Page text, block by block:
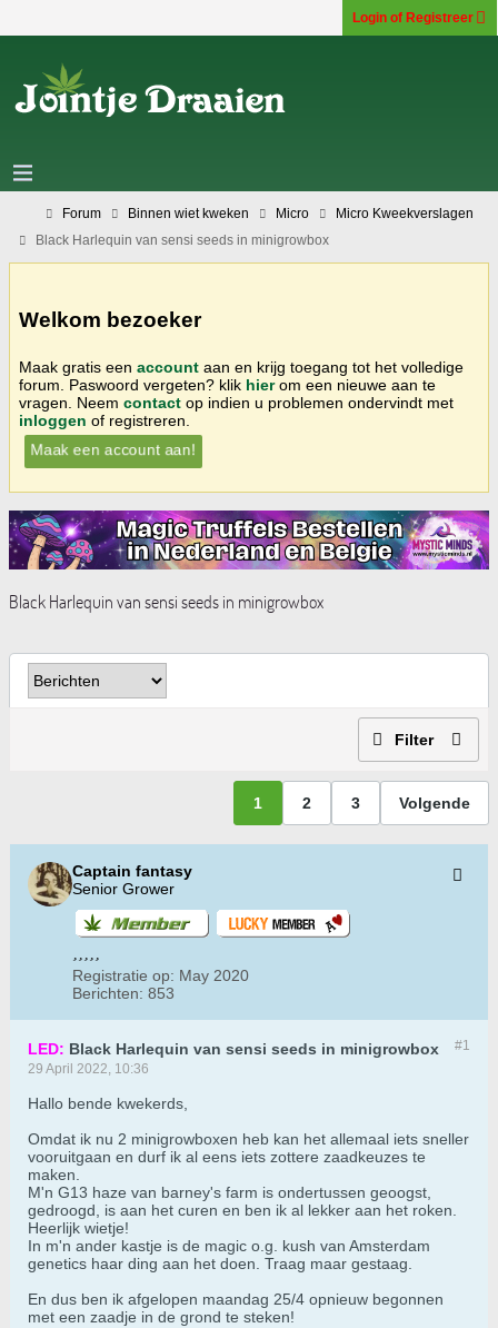
Login of Registreer
Forum Binnen wiet kweken Micro
Micro Kweekverslagen
Black Harlequin van sensi seeds in minigrowbox
Welkom bezoeker
Maak gratis een account aan en krijg toegang tot het volledige
forum. Paswoord vergeten? klik hierom een nieuwe aan te
vragen. Neem contact op indien u problemen ondervindt met
inloggen of registreren.
Maak een account aan!
Black Harlequin van sensi seeds in minigrowbox
Filter
1 2 3 Volgende
Captain fantasy
Senior Grower
Registratie op: May 2020
Berichten: 853
#1
LED: Black Harlequin van sensi seeds in minigrowbox
29 April 2022, 10:36
Hallo bende kwekerds,
Omdat ik nu 2 minigrowboxen heb kan het allemaal iets sneller
vooruitgaan en durf ik al eens iets zottere zaadkeuzes te
maken.
M'n G13 haze van barney's farm is ondertussen geoogst,
gedroogd, is aan het curen en ben ik al lekker aan het roken.
Heerlijk wietje!
In m'n ander kastje is de magic o.g. kush van Amsterdam
genetics haar ding aan het doen. Traag maar gestaag.
En dus ben ik afgelopen maandag 25/4 opnieuw begonnen
met een zaadje in de grond te steken!